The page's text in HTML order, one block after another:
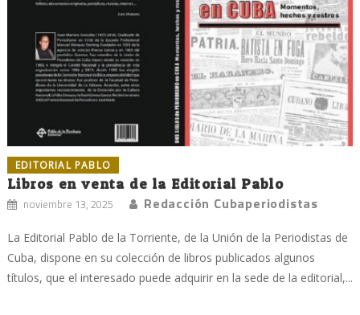
EDITORIAL PABLO
Libros en venta de la Editorial Pablo
noviembre 13, 2025 Redacción Cubaperiodistas
La Editorial Pablo de la Torriente, de la Unión de la Periodistas de
Cuba, dispone en su colección de libros publicados algunos
títulos, que el interesado puede adquirir en la sede de la editorial,...